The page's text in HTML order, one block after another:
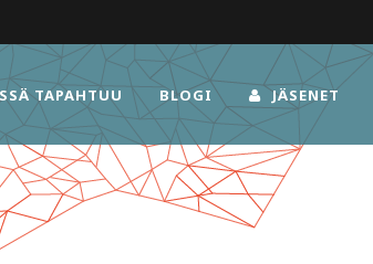
TAPAHTUU BLOGI JÄSENET